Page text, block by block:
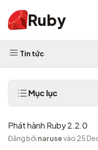
Ruby
Tin tức
Mục lục
Phát hành Ruby 2.2.0
Đăng bởi narusevào 25